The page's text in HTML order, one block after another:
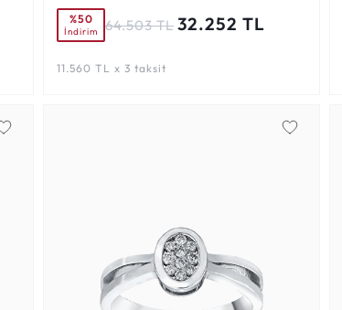
%50
İndirim 64.503 TL 32.252 TL
11.560 TL x 3 taksit